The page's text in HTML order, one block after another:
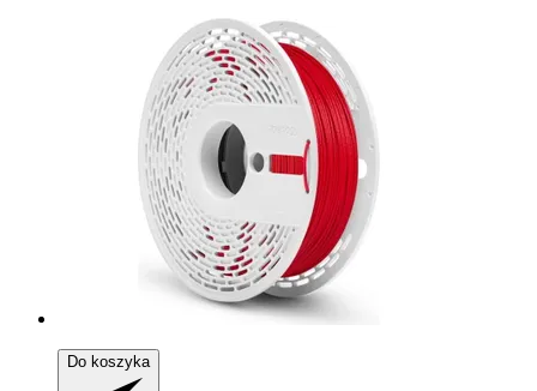
Do koszyka